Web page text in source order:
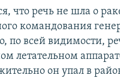
что речь не шла о
командования
по всей видимости,
летательном
он упал в